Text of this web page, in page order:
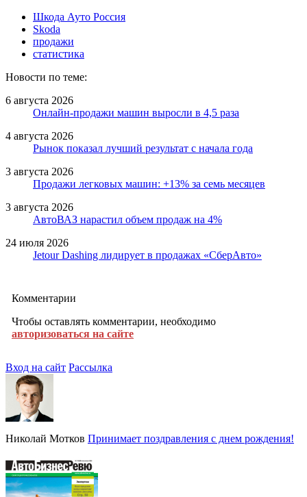
Шкода Ауто Россия
Skoda
продажи
статистика
Новости по теме:
6 августа 2026
Онлайн-продажи машин выросли в 4,5 раза
4 августа 2026
Рынок показал лучший результат с начала года
3 августа 2026
Продажи легковых машин: +13% за семь месяцев
3 августа 2026
АвтоВАЗ нарастил объем продаж на 4%
24 июля 2026
Jetour Dashing лидирует в продажах «СберАвто»
Комментарии
Чтобы оставлять комментарии, необходимо
авторизоваться на сайте
Вход на сайт Рассылка
Николай Мотков Принимает поздравления с днем рождения!